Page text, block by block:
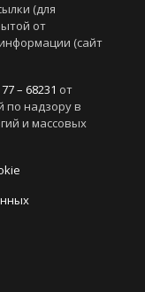
(для
от
(сайт
– 68231 от
по надзору в
и массовых